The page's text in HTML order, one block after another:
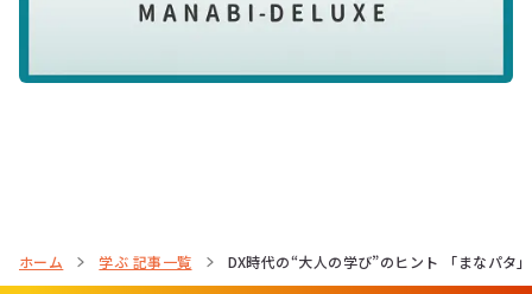
ホーム 学ぶ 記事一覧 DX時代の“大人の学び”のヒント 「まなパタ